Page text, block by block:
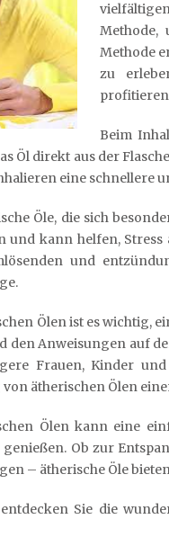
Methode,
Methode
zu
Beim
Öl direkt aus der
eine schnellere
Öle, die sich
und kann helfen,
und
Ölen ist es wichtig,
den Anweisungen auf
Frauen, Kinder
ätherischen Ölen
Ölen kann eine
Ob zur
– ätherische Öle
Sie die